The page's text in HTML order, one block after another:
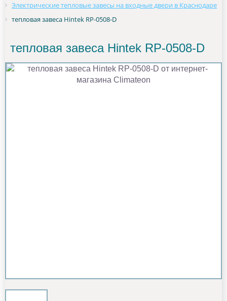
Электрические тепловые завесы на входные двери в Краснодаре
тепловая завеса Hintek RP-0508-D
тепловая завеса Hintek RP-0508-D